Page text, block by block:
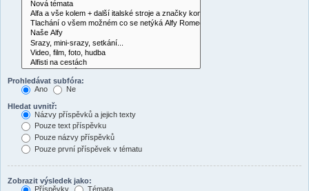
Prohledávat subfóra:
Ano
Ne
Hledat uvnitř:
Názvy příspěvků a jejich texty
Pouze text příspěvku
Pouze názvy příspěvků
Pouze první příspěvek v tématu
Zobrazit výsledek jako:
Příspěvky
Témata